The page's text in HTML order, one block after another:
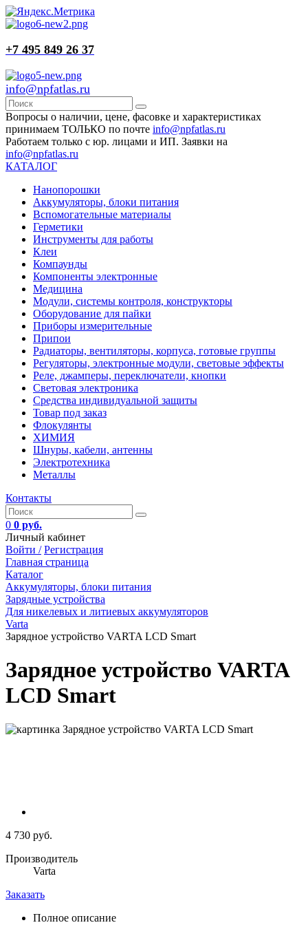
+7 495 849 26 37
info@npfatlas.ru
Вопросы о наличии, цене, фасовке и характеристиках
принимаем ТОЛЬКО по почте info@npfatlas.ru
Работаем только с юр. лицами и ИП. Заявки на
info@npfatlas.ru
КАТАЛОГ
Нанопорошки
Аккумуляторы, блоки питания
Вспомогательные материалы
Герметики
Инструменты для работы
Клеи
Компаунды
Компоненты электронные
Медицина
Модули, системы контроля, конструкторы
Оборудование для пайки
Приборы измерительные
Припои
Радиаторы, вентиляторы, корпуса, готовые группы
Регуляторы, электронные модули, световые эффекты
Реле, джамперы, переключатели, кнопки
Световая электроника
Средства индивидуальной защиты
Товар под заказ
Флокулянты
ХИМИЯ
Шнуры, кабели, антенны
Электротехника
Металлы
Контакты
0 0 руб.
Личный кабинет
Войти / Регистрация
Главная страница
Каталог
Аккумуляторы, блоки питания
Зарядные устройства
Для никелевых и литиевых аккумуляторов
Varta
Зарядное устройство VARTA LCD Smart
Зарядное устройство VARTA
LCD Smart
4 730 руб.
Производитель
Varta
Заказать
Полное описание